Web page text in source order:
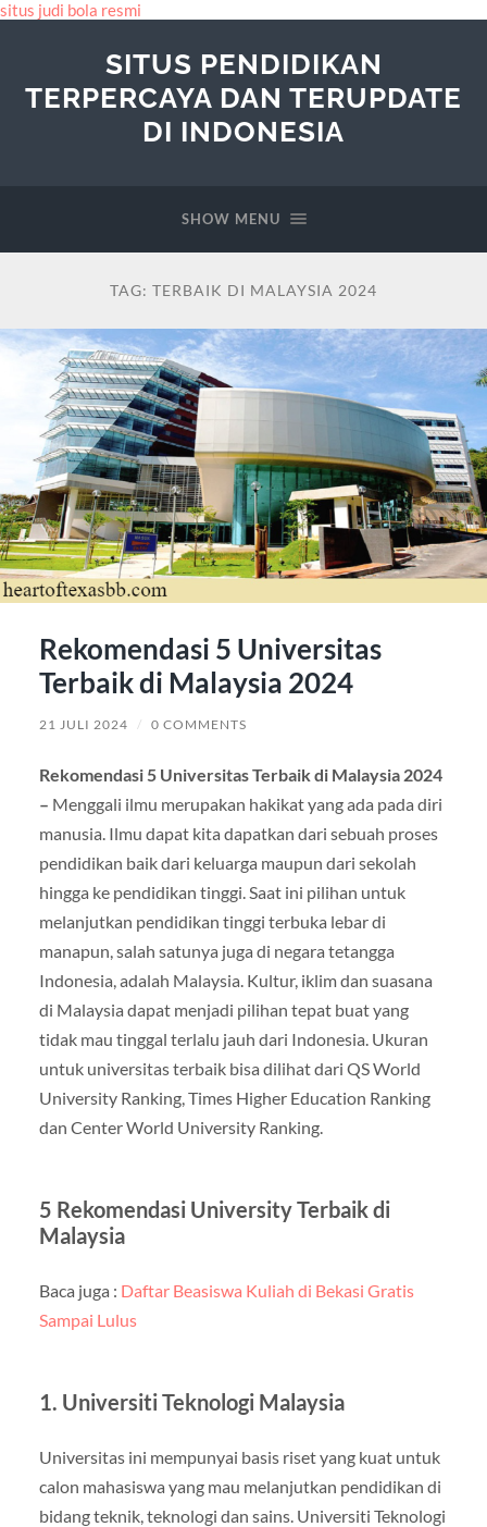
situs judi bola resmi
SITUS PENDIDIKAN
TERPERCAYA DAN TERUPDATE
DI INDONESIA
SHOW MENU
TAG: TERBAIK DI MALAYSIA 2024
Rekomendasi 5 Universitas
Terbaik di Malaysia 2024
21 JULI 2024 / 0 COMMENTS
Rekomendasi 5 Universitas Terbaik di Malaysia 2024
– Menggali ilmu merupakan hakikat yang ada pada diri
manusia. Ilmu dapat kita dapatkan dari sebuah proses
pendidikan baik dari keluarga maupun dari sekolah
hingga ke pendidikan tinggi. Saat ini pilihan untuk
melanjutkan pendidikan tinggi terbuka lebar di
manapun, salah satunya juga di negara tetangga
Indonesia, adalah Malaysia. Kultur, iklim dan suasana
di Malaysia dapat menjadi pilihan tepat buat yang
tidak mau tinggal terlalu jauh dari Indonesia. Ukuran
untuk universitas terbaik bisa dilihat dari QS World
University Ranking, Times Higher Education Ranking
dan Center World University Ranking.
5 Rekomendasi University Terbaik di
Malaysia
Baca juga : Daftar Beasiswa Kuliah di Bekasi Gratis
Sampai Lulus
1. Universiti Teknologi Malaysia
Universitas ini mempunyai basis riset yang kuat untuk
calon mahasiswa yang mau melanjutkan pendidikan di
bidang teknik, teknologi dan sains. Universiti Teknologi